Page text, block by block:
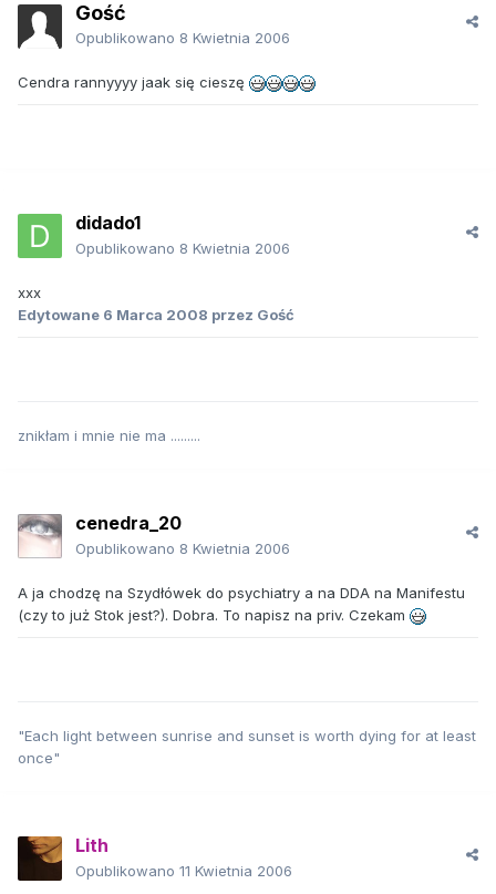
Gość
Opublikowano 8 Kwietnia 2006
Cendra rannyyyy jaak się cieszę
didado1
Opublikowano 8 Kwietnia 2006
xxx
Edytowane 6 Marca 2008 przez Gość
znikłam i mnie nie ma .........
cenedra_20
Opublikowano 8 Kwietnia 2006
A ja chodzę na Szydłówek do psychiatry a na DDA na Manifestu
(czy to już Stok jest?). Dobra. To napisz na priv. Czekam
"Each light between sunrise and sunset is worth dying for at least
once"
Lith
Opublikowano 11 Kwietnia 2006